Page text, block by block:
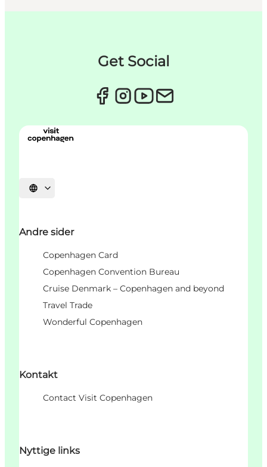
Get Social
Vælg sprog
Andre sider
Copenhagen Card
Copenhagen Convention Bureau
Cruise Denmark – Copenhagen and beyond
Travel Trade
Wonderful Copenhagen
Kontakt
Contact Visit Copenhagen
Nyttige links